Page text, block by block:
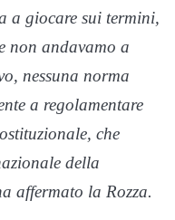
a giocare sui termini,
non andavamo a
nessuna norma
a regolamentare
che
della
affermato la Rozza.